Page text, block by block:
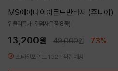
MS에어다이아몬드반바지 (주니어)
위클리특가+랜덤사은품(8종)
13,200원 49,000원 73%
스타일포인트 132P 적립예정